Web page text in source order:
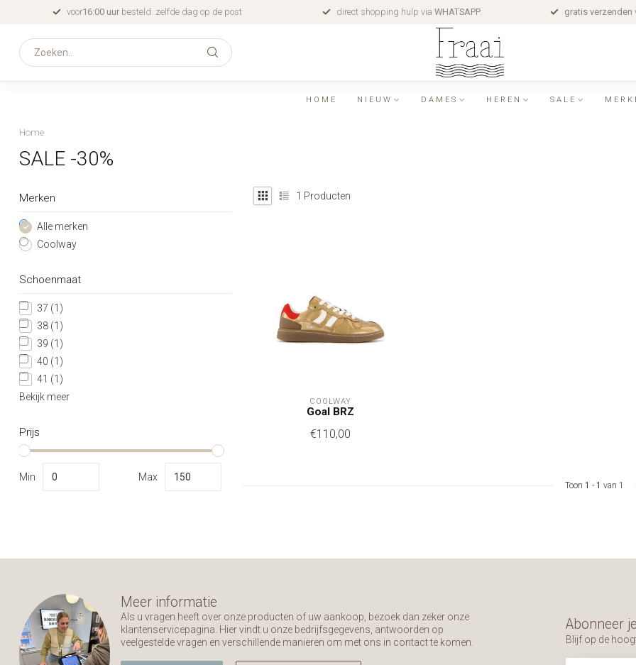
voor16:00 uur besteld. zelfde dag op de post direct shopping hulp via WHATSAPP. gratis verzenden
HOME NIEUW DAMES HEREN SALE
Home
SALE -30%
Merken
Alle merken
Coolway
Schoenmaat
37 (1)
38 (1)
39 (1)
40 (1)
41 (1)
Bekijk meer
Prijs
Min Max
1 Producten
COOLWAY
Goal BRZ
€110,00
Toon 1 - 1 van 1
Meer informatie
Als u vragen heeft over onze producten of uw aankoop, bezoek dan zeker onze
klantenservicepagina. Hier vindt u onze bedrijfsgegevens, antwoorden op
veelgestelde vragen en verschillende manieren om met ons in contact te komen.
Abonneer
Blijf op de